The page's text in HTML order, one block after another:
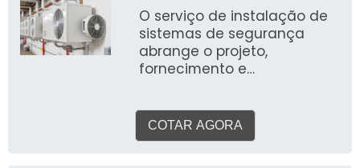
O serviço de instalação de
sistemas de segurança
abrange o projeto,
fornecimento e
tecnologias e
equipamentos para
COTAR AGORA